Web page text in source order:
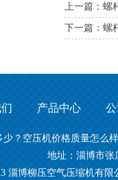
上一篇： 螺
下一篇： 螺
产品中心
？空压机价格质量怎么
地址：淄博市张
淄博柳压空气压缩机有限